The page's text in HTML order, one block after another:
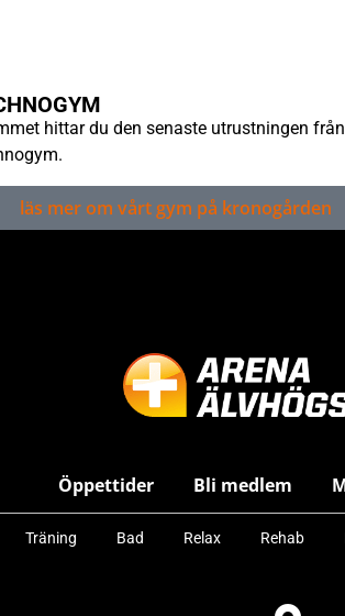
hittar du den senaste utrustningen från
läs mer om vårt gym på kronogården
Öppettider Bli medlem
Träning Bad Relax Rehab